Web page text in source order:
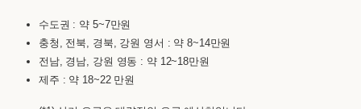
수도권 : 약 5~7만원
충청, 전북, 경북, 강원 영서 : 약 8~14만원
전남, 경남, 강원 영동 : 약 12~18만원
제주 : 약 18~22 만원